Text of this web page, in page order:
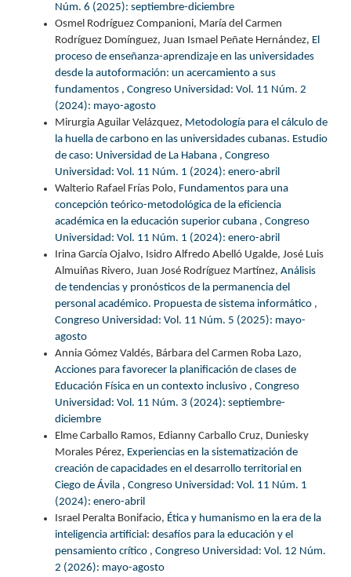
Núm. 6 (2025): septiembre-diciembre
Osmel Rodríguez Companioni, María del Carmen
Rodríguez Domínguez, Juan Ismael Peñate Hernández, El
proceso de enseñanza-aprendizaje en las universidades
desde la autoformación: un acercamiento a sus
fundamentos , Congreso Universidad: Vol. 11 Núm. 2
(2024): mayo-agosto
Mirurgia Aguilar Velázquez, Metodología para el cálculo de
la huella de carbono en las universidades cubanas. Estudio
de caso: Universidad de La Habana , Congreso
Universidad: Vol. 11 Núm. 1 (2024): enero-abril
Walterio Rafael Frías Polo, Fundamentos para una
concepción teórico-metodológica de la eficiencia
académica en la educación superior cubana , Congreso
Universidad: Vol. 11 Núm. 1 (2024): enero-abril
Irina García Ojalvo, Isidro Alfredo Abelló Ugalde, José Luis
Almuiñas Rivero, Juan José Rodríguez Martínez, Análisis
de tendencias y pronósticos de la permanencia del
personal académico. Propuesta de sistema informático ,
Congreso Universidad: Vol. 11 Núm. 5 (2025): mayo-
agosto
Annia Gómez Valdés, Bárbara del Carmen Roba Lazo,
Acciones para favorecer la planificación de clases de
Educación Física en un contexto inclusivo , Congreso
Universidad: Vol. 11 Núm. 3 (2024): septiembre-
diciembre
Elme Carballo Ramos, Edianny Carballo Cruz, Duniesky
Morales Pérez, Experiencias en la sistematización de
creación de capacidades en el desarrollo territorial en
Ciego de Ávila , Congreso Universidad: Vol. 11 Núm. 1
(2024): enero-abril
Israel Peralta Bonifacio, Ética y humanismo en la era de la
inteligencia artificial: desafíos para la educación y el
pensamiento crítico , Congreso Universidad: Vol. 12 Núm.
2 (2026): mayo-agosto